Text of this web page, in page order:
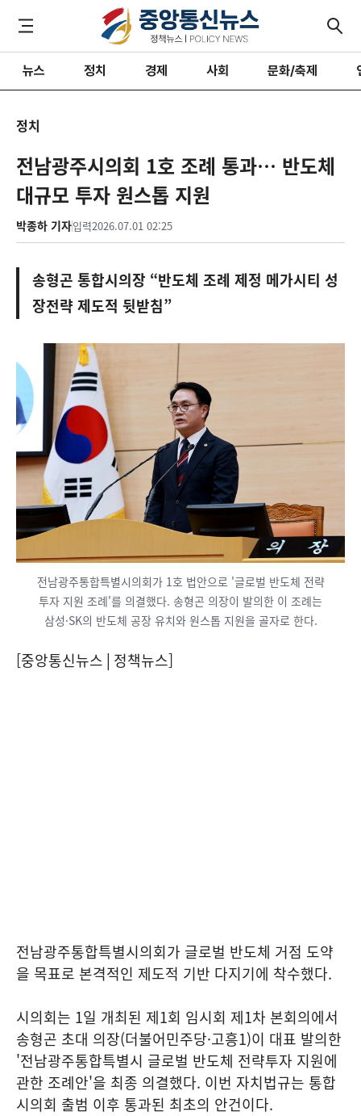
뉴스 정치 경제 사회 문화/축제
정치
전남광주시의회 1호 조례 통과… 반도체
대규모 투자 원스톱 지원
박종하 기자입력2026.07.01 02:25
송형곤 통합시의장 “반도체 조례 제정 메가시티 성
장전략 제도적 뒷받침”
전남광주통합특별시의회가 1호 법안으로 '글로벌 반도체 전략
투자 지원 조례'를 의결했다. 송형곤 의장이 발의한 이 조례는
삼성·SK의 반도체 공장 유치와 원스톱 지원을 골자로 한다.
[중앙통신뉴스│정책뉴스]
전남광주통합특별시의회가 글로벌 반도체 거점 도약
을 목표로 본격적인 제도적 기반 다지기에 착수했다.
시의회는 1일 개최된 제1회 임시회 제1차 본회의에서
송형곤 초대 의장(더불어민주당·고흥1)이 대표 발의한
'전남광주통합특별시 글로벌 반도체 전략투자 지원에
관한 조례안'을 최종 의결했다. 이번 자치법규는 통합
시의회 출범 이후 통과된 최초의 안건이다.